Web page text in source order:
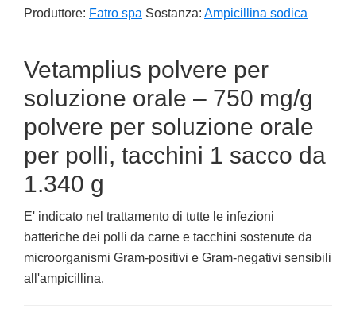
Produttore: Fatro spa Sostanza: Ampicillina sodica
Vetamplius polvere per
soluzione orale – 750 mg/g
polvere per soluzione orale
per polli, tacchini 1 sacco da
1.340 g
E' indicato nel trattamento di tutte le infezioni
batteriche dei polli da carne e tacchini sostenute da
microorganismi Gram-positivi e Gram-negativi sensibili
all'ampicillina.